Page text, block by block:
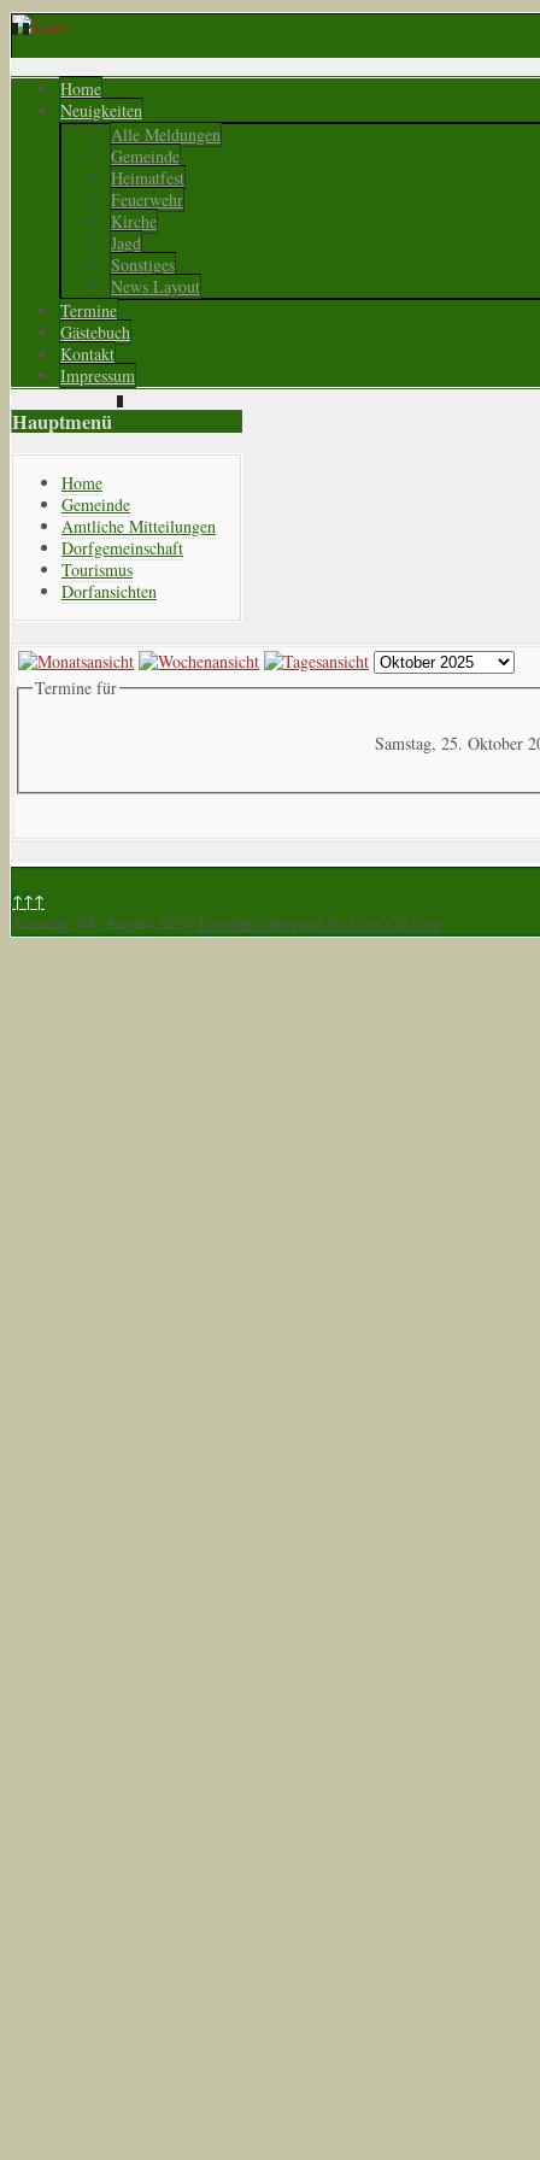
Home
Neuigkeiten
Alle Meldungen
Gemeinde
Heimatfest
Feuerwehr
Kirche
Jagd
Sonstiges
News Layout
Termine
Gästebuch
Kontakt
Impressum
Hauptmenü
Home
Gemeinde
Amtliche Mitteilungen
Dorfgemeinschaft
Tourismus
Dorfansichten
Termine für
Samstag, 25. Oktober
↑↑↑
Samstag, 08. August 2026 Template designed by LernVid.com